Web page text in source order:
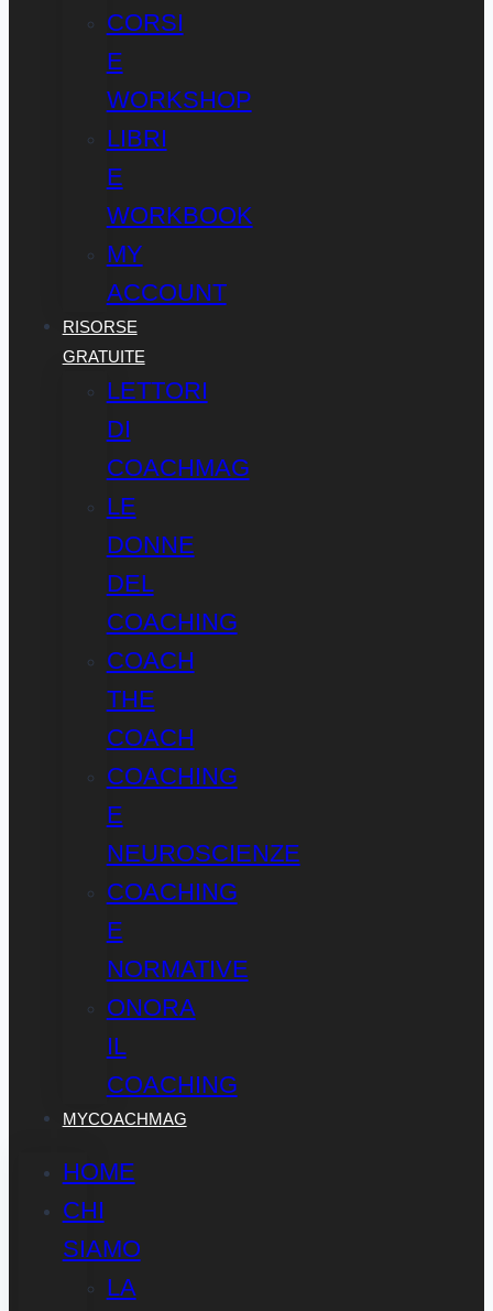
CORSI
E
WORKSHOP
LIBRI
E
WORKBOOK
MY
ACCOUNT
RISORSE
GRATUITE
LETTORI
DI
COACHMAG
LE
DONNE
DEL
COACHING
COACH
THE
COACH
COACHING
E
NEUROSCIENZE
COACHING
E
NORMATIVE
ONORA
IL
COACHING
MYCOACHMAG
HOME
CHI
SIAMO
LA